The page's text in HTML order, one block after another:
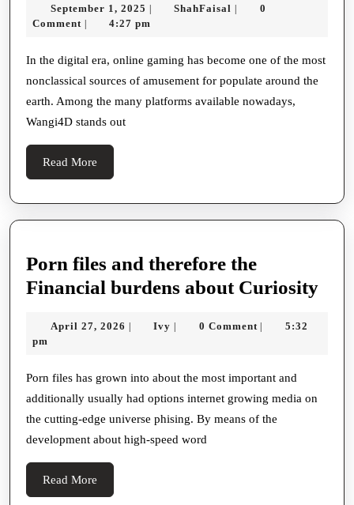
Trustworthy
Platform
For
Online
September 1, 2025 September
1,
| ShahFaisal ShahFaisal
|
0
Comment | 4:27 pm
In the digital era, online gaming has become one of the most
nonclassical sources of amusement for populate around the
earth. Among the many platforms available nowadays,
Wangi4D stands out
Read More
More
Porn files and therefore the
Financial burdens about Curiosity
April 27, 2026 April
| Ivy Ivy
| 0 Comment |
5:32
pm
Porn files has grown into about the most important and
additionally usually had options internet growing media on
the cutting-edge universe phising. By means of the
development about high-speed word
Read More
More